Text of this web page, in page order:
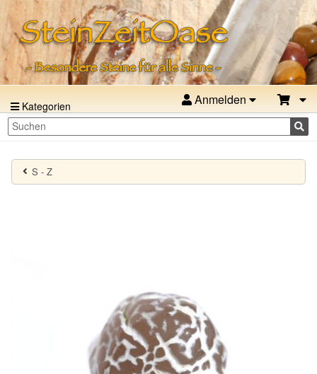
Kategorien Anmelden
S - Z